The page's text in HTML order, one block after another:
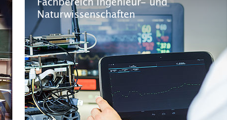
Fachbereich Ingenieur- und
Naturwissenschaften